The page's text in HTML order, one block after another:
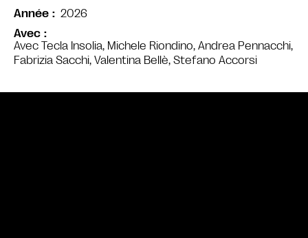
Avec
Avec Tecla Insolia, Michele Riondino, Andrea Pennacchi,
Fabrizia Sacchi, Valentina Bellè, Stefano Accorsi
Année
2026